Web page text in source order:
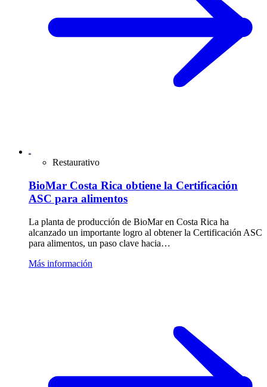
Restaurativo
BioMar Costa Rica obtiene la Certificación
ASC para alimentos
La planta de producción de BioMar en Costa Rica ha
alcanzado un importante logro al obtener la Certificación ASC
para alimentos, un paso clave hacia…
Más información